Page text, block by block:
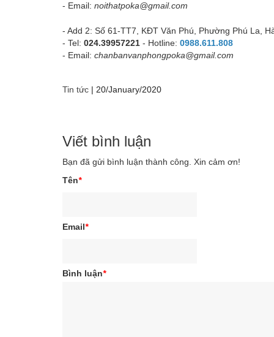
- Email: noithatpoka@gmail.com
- Add 2: Số 61-TT7, KĐT Văn Phú, Phường Phú La,
- Tel: 024.39957221 - Hotline: 0988.611.808
- Email: chanbanvanphongpoka@gmail.com
Tin tức | 20/January/2020
Viết bình luận
Bạn đã gửi bình luận thành công. Xin cảm ơn!
Tên*
Email*
Bình luận*